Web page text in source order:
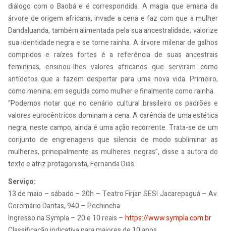
diálogo com o Baobá e é correspondida. A magia que emana da
árvore de origem africana, invade a cena e faz com que a mulher
Dandaluanda, também alimentada pela sua ancestralidade, valorize
sua identidade negra e se torne rainha. A árvore milenar de galhos
compridos e raízes fortes é a referência de suas ancestrais
femininas, ensinou-lhes valores africanos que serviram como
antídotos que a fazem despertar para uma nova vida. Primeiro,
como menina; em seguida como mulher e finalmente como rainha.
“Podemos notar que no cenário cultural brasileiro os padrões e
valores eurocêntricos dominam a cena. A carência de uma estética
negra, neste campo, ainda é uma ação recorrente. Trata-se de um
conjunto de engrenagens que silencia de modo subliminar as
mulheres, principalmente as mulheres negras”, disse a autora do
texto e atriz protagonista, Fernanda Dias.
Serviço:
13 de maio – sábado – 20h – Teatro Firjan SESI Jacarepaguá – Av.
Geremário Dantas, 940 – Pechincha
Ingresso na Sympla – 20 e 10 reais – https://www.sympla.com.br